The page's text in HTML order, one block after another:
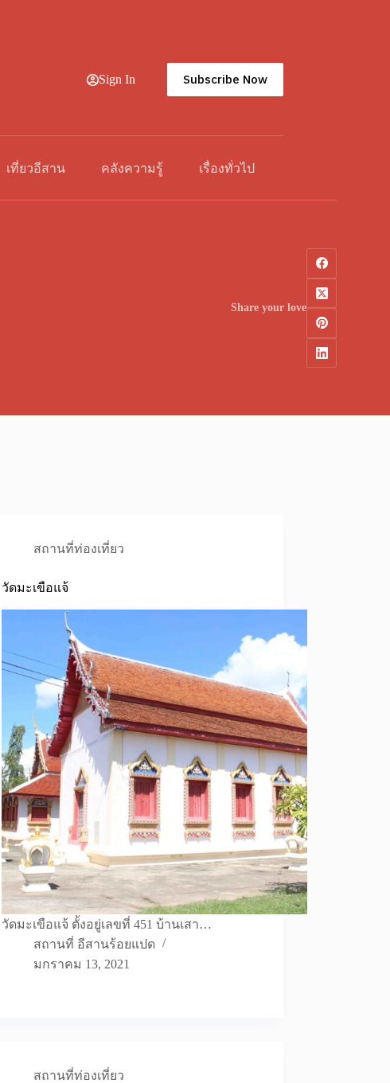
Sign In Subscribe Now
เที่ยวอีสาน คลังความรู้ เรื่องทั่วไป
Share your love
สถานที่ท่องเที่ยว
วัดมะเขือแจ้
วัดมะเขือแจ้ ตั้งอยู่เลขที่ 451 บ้านเสา…
สถานที่ อีสานร้อยแปด
มกราคม 13, 2021
สถานที่ท่องเที่ยว